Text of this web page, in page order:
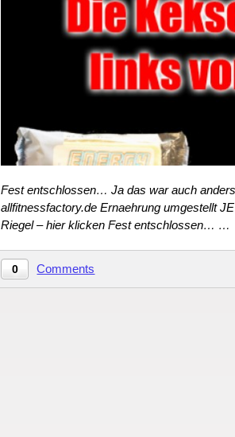
Fest entschlossen… Ja das war auch
allfitnessfactory.de Ernaehrung umgestellt
Riegel – hier klicken Fest entschlossen… …
0 Comments